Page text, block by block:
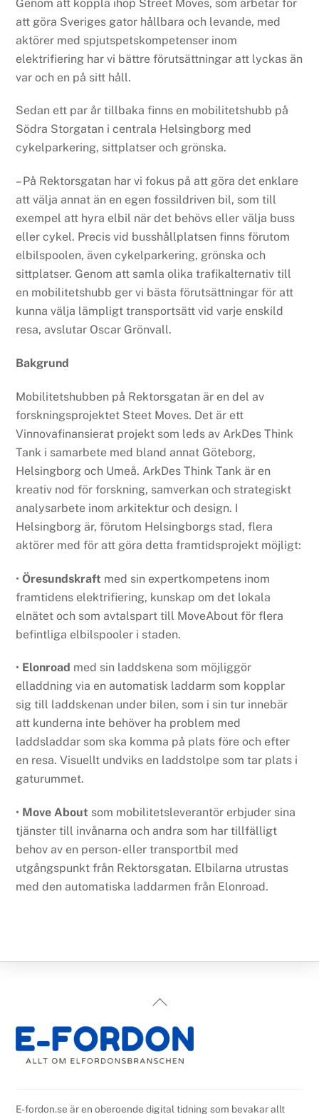
Genom att koppla ihop Street Moves, som arbetar för
att göra Sveriges gator hållbara och levande, med
aktörer med spjutspetskompetenser inom
elektrifiering har vi bättre förutsättningar att lyckas än
var och en på sitt håll.
Sedan ett par år tillbaka finns en mobilitetshubb på
Södra Storgatan i centrala Helsingborg med
cykelparkering, sittplatser och grönska.
­– På Rektorsgatan har vi fokus på att göra det enklare
att välja annat än en egen fossildriven bil, som till
exempel att hyra elbil när det behövs eller välja buss
eller cykel. Precis vid busshållplatsen finns förutom
elbilspoolen, även cykelparkering, grönska och
sittplatser. Genom att samla olika trafikalternativ till
en mobilitetshubb ger vi bästa förutsättningar för att
kunna välja lämpligt transportsätt vid varje enskild
resa, avslutar Oscar Grönvall.
Bakgrund
Mobilitetshubben på Rektorsgatan är en del av
forskningsprojektet Steet Moves. Det är ett
Vinnovafinansierat projekt som leds av ArkDes Think
Tank i samarbete med bland annat Göteborg,
Helsingborg och Umeå. ArkDes Think Tank är en
kreativ nod för forskning, samverkan och strategiskt
analysarbete inom arkitektur och design. I
Helsingborg är, förutom Helsingborgs stad, flera
aktörer med för att göra detta framtidsprojekt möjligt:
•Öresundskraft med sin expertkompetens inom
framtidens elektrifiering, kunskap om det lokala
elnätet och som avtalspart till MoveAbout för flera
befintliga elbilspooler i staden.
• Elonroad med sin laddskena som möjliggör
elladdning via en automatisk laddarm som kopplar
sig till laddskenan under bilen, som i sin tur innebär
att kunderna inte behöver ha problem med
laddsladdar som ska komma på plats före och efter
en resa. Visuellt undviks en laddstolpe som tar plats i
gaturummet.
• Move About som mobilitetsleverantör erbjuder sina
tjänster till invånarna och andra som har tillfälligt
behov av en person- eller transportbil med
utgångspunkt från Rektorsgatan. Elbilarna utrustas
med den automatiska laddarmen från Elonroad.
Back
Top
E-fordon.se är en oberoende digital tidning som bevakar allt